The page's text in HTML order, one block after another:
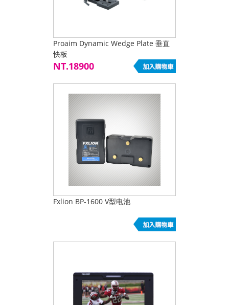
Proaim Dynamic Wedge Plate 垂直
快板
NT.18900
Fxlion BP-1600 V型电池